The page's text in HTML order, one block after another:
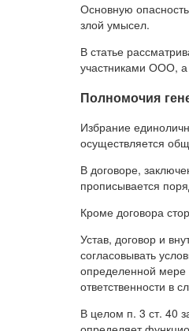
Основную
злой умысел.
В статье
участниками ООО, а
Полномочия
Избрание
осуществляется
В договоре,
прописывается
Кроме договора
Устав, договор и
согласовывать
определенной мере
ответственности в
В целом п. 3 ст. 40